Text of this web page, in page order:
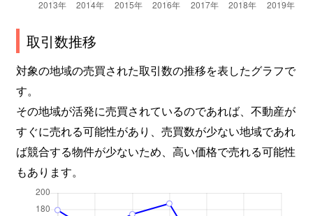
取引数推移
対象の地域の売買された取引数の推移を表したグラフで
す。
その地域が活発に売買されているのであれば、不動産が
すぐに売れる可能性があり、売買数が少ない地域であれ
ば競合する物件が少ないため、高い価格で売れる可能性
もあります。